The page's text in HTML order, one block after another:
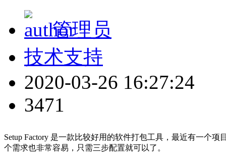
管理员
技术支持
2020-03-26 16:27:24
3471
Setup Factory 是一款比较好用的软件打包工具，最近有一个
个需求也非常容易，只需三步配置就可以了。